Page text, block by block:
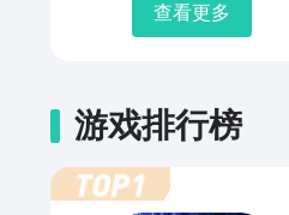
查看更多
游戏排行榜